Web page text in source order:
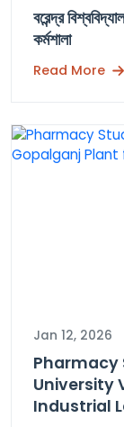
বরেন্দ্র
কর্মশালা
Read More
Jan 12, 2026
Pharmacy
University
Industrial